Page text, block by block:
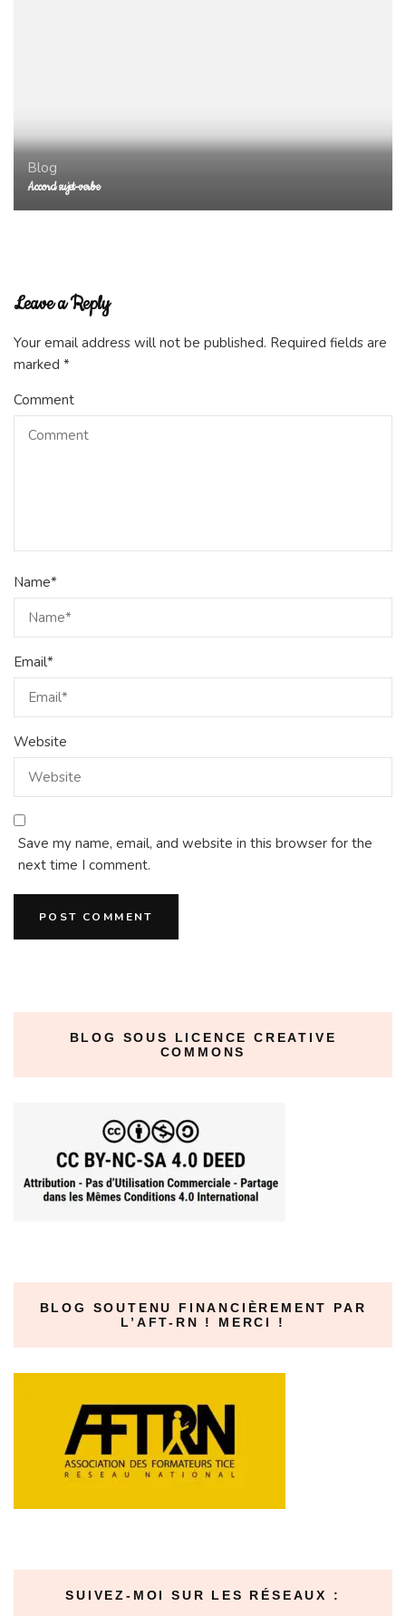
Blog
Accord sujet-verbe
Leave a Reply
Your email address will not be published. Required fields are
marked *
Comment
Name*
Email*
Website
Save my name, email, and website in this browser for the
next time I comment.
BLOG SOUS LICENCE CREATIVE
COMMONS
BLOG SOUTENU FINANCIÈREMENT PAR
L’AFT-RN ! MERCI !
SUIVEZ-MOI SUR LES RÉSEAUX :